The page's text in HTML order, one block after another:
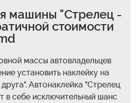
машины "Стрелец -
стоимости
массы автовладельцев
установить наклейку на
Автонаклейка "Стрелец
в себе исключительный шанс